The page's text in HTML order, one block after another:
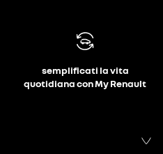
semplificati la vita
quotidiana con My Renault